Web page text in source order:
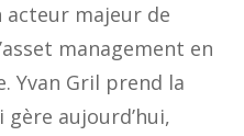
acteur majeur de
management en
Yvan Gril prend la
aujourd’hui,